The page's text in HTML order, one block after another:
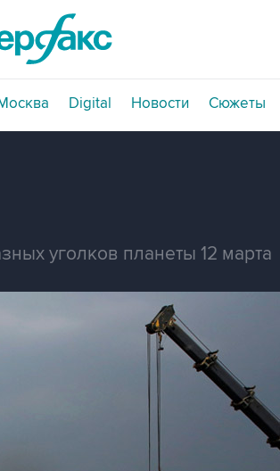
Digital Новости Сюжеты
уголков планеты 12 марта